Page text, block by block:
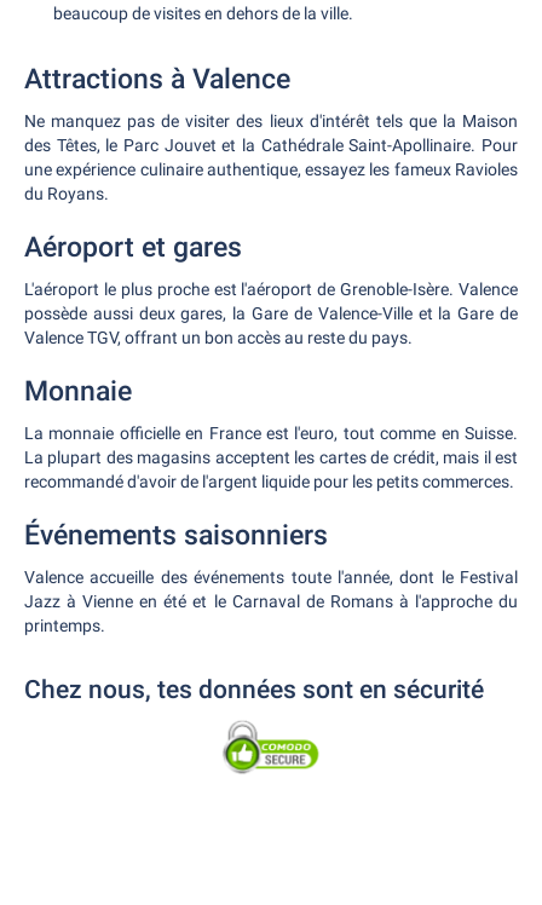
beaucoup de visites en dehors de la ville.
Attractions à Valence
Ne manquez pas de visiter des lieux d'intérêt tels que la Maison
des Têtes, le Parc Jouvet et la Cathédrale Saint-Apollinaire. Pour
une expérience culinaire authentique, essayez les fameux Ravioles
du Royans.
Aéroport et gares
L'aéroport le plus proche est l'aéroport de Grenoble-Isère. Valence
possède aussi deux gares, la Gare de Valence-Ville et la Gare de
Valence TGV, offrant un bon accès au reste du pays.
Monnaie
La monnaie officielle en France est l'euro, tout comme en Suisse.
La plupart des magasins acceptent les cartes de crédit, mais il est
recommandé d'avoir de l'argent liquide pour les petits commerces.
Événements saisonniers
Valence accueille des événements toute l'année, dont le Festival
Jazz à Vienne en été et le Carnaval de Romans à l'approche du
printemps.
Chez nous, tes données sont en sécurité